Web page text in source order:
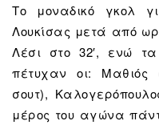
Το μοναδικό γκολ
Λουκίσας μετά από
Λέσι στο 32′, ενώ
πέτυχαν οι: Μαθιός
σουτ),
μέρος του αγώνα